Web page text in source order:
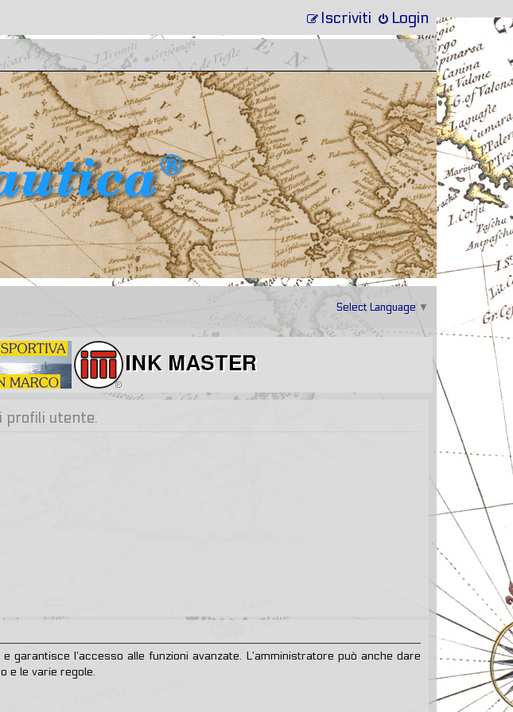
Login
Iscriviti
Select Language ▼
profili utente.
l’accesso alle funzioni avanzate. L’amministratore può anche dare
e le varie regole.